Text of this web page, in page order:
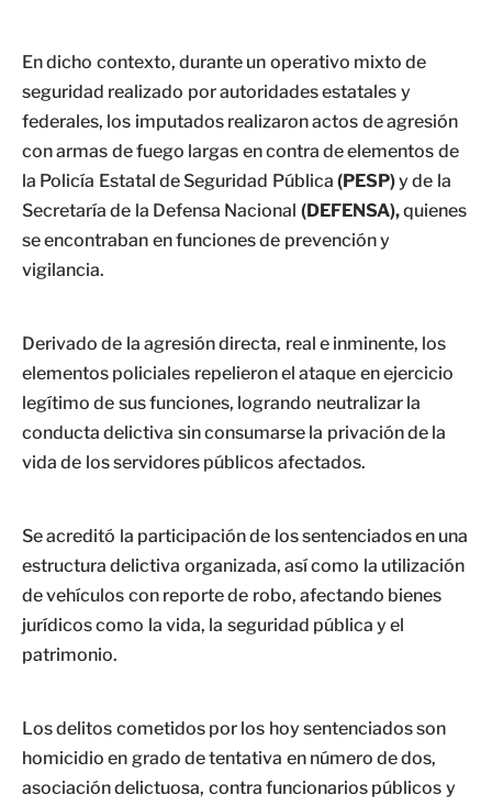
En dicho contexto, durante un operativo mixto de
seguridad realizado por autoridades estatales y
federales, los imputados realizaron actos de agresión
con armas de fuego largas en contra de elementos de
la Policía Estatal de Seguridad Pública (PESP)y de la
Secretaría de la Defensa Nacional (DEFENSA),quienes
se encontraban en funciones de prevención y
vigilancia.
Derivado de la agresión directa, real e inminente, los
elementos policiales repelieron el ataque en ejercicio
legítimo de sus funciones, logrando neutralizar la
conducta delictiva sin consumarse la privación de la
vida de los servidores públicos afectados.
Se acreditó la participación de los sentenciados en una
estructura delictiva organizada, así como la utilización
de vehículos con reporte de robo, afectando bienes
jurídicos como la vida, la seguridad pública y el
patrimonio.
Los delitos cometidos por los hoy sentenciados son
homicidio en grado de tentativa en número de dos,
asociación delictuosa, contra funcionarios públicos y